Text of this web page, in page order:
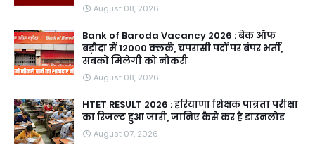
August 08, 2026
Bank of Baroda Vacancy 2026 : बैंक ऑफ
बड़ौदा में 12000 क्लर्क, चपरासी पदों पर बंपर भर्ती,
सबको मिलेगी को नौकरी
August 08, 2026
HTET RESULT 2026 : हरियाणा शिक्षक पात्रता परीक्षा
का रिजल्ट हुआ जारी, जानिए कैसे कर है डाउनलोड
August 07, 2026